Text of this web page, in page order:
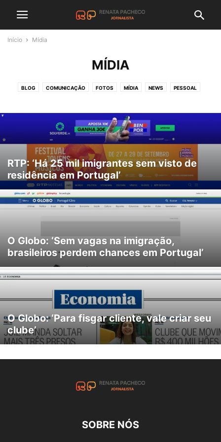
Início Mídia
MÍDIA
BLOG COMUNICAÇÃO FOTOS MÍDIA NEWS PESSOAL
RTP: ‘Há 25 mil imigrantes sem visto de
residência em Portugal’
O Globo: ‘Sem vagas na imigração,
brasileiros perdem chances em Portugal’
O Globo: ‘Para fisgar cliente, vale criar seu
clube’
SOBRE NÓS